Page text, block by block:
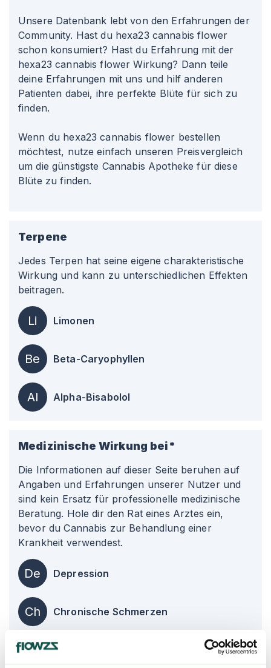
Unsere Datenbank lebt von den Erfahrungen der
Community. Hast du hexa23 cannabis flower
schon konsumiert? Hast du Erfahrung mit der
hexa23 cannabis flower Wirkung? Dann teile
deine Erfahrungen mit uns und hilf anderen
Patienten dabei, ihre perfekte Blüte für sich zu
finden.
Wenn du hexa23 cannabis flower bestellen
möchtest, nutze einfach unseren Preisvergleich
um die günstigste Cannabis Apotheke für diese
Blüte zu finden.
Terpene
Jedes Terpen hat seine eigene charakteristische
Wirkung und kann zu unterschiedlichen Effekten
beitragen.
Li Limonen
Be Beta-Caryophyllen
Al Alpha-Bisabolol
Medizinische Wirkung bei*
Die Informationen auf dieser Seite beruhen auf
Angaben und Erfahrungen unserer Nutzer und
sind kein Ersatz für professionelle medizinische
Beratung. Hole dir den Rat eines Arztes ein,
bevor du Cannabis zur Behandlung einer
Krankheit verwendest.
De Depression
Ch Chronische Schmerzen
St Stress